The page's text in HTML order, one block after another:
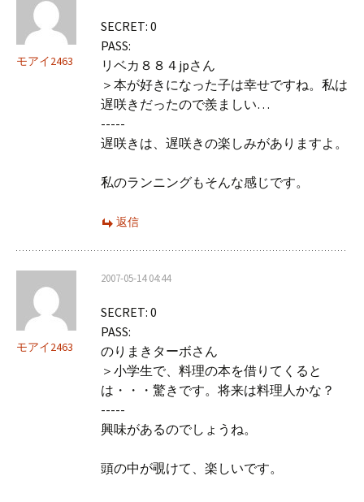
モアイ2463
SECRET: 0
PASS:
リベカ８８４jpさん
＞本が好きになった子は幸せですね。私は
遅咲きだったので羨ましい…
-----
遅咲きは、遅咲きの楽しみがありますよ。
私のランニングもそんな感じです。
返信
モアイ2463
2007-05-14 04:44
SECRET: 0
PASS:
のりまきターボさん
＞小学生で、料理の本を借りてくると
は・・・驚きです。将来は料理人かな？
-----
興味があるのでしょうね。
頭の中が覗けて、楽しいです。